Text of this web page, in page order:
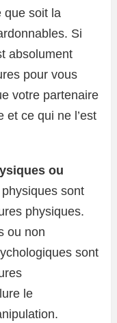
que soit la
Si
absolument
pour vous
votre partenaire
et ce qui ne l’est
ou
sont
physiques.
ou non
sont
le